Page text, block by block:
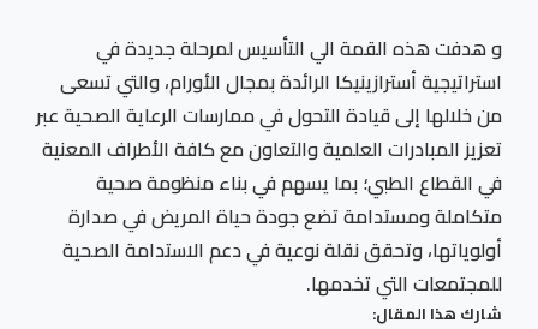
و هدفت هذه القمة الي التأسيس لمرحلة جديدة في
استراتيجية أسترازينيكا الرائدة بمجال الأورام، والتي تسعى
من خلالها إلى قيادة التحول في ممارسات الرعاية الصحية عبر
تعزيز المبادرات العلمية والتعاون مع كافة الأطراف المعنية
في القطاع الطبي؛ بما يسهم في بناء منظومة صحية
متكاملة ومستدامة تضع جودة حياة المريض في صدارة
أولوياتها، وتحقق نقلة نوعية في دعم الاستدامة الصحية
للمجتمعات التي تخدمها.
شارك هذا المقال: